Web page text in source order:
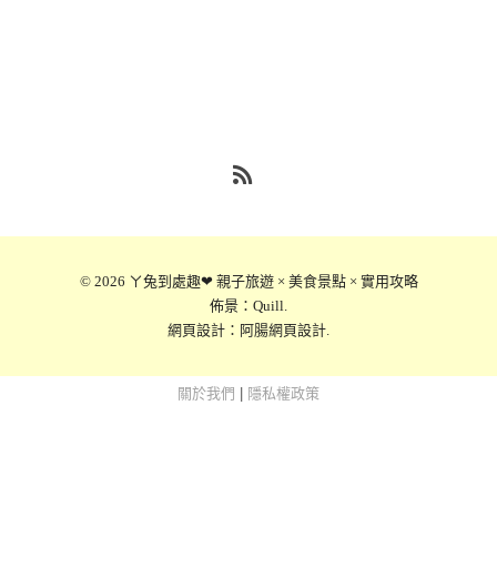
© 2026 ㄚ兔到處趣❤ 親子旅遊 × 美食景點 × 實用攻略
佈景： Quill.
網頁設計： 阿腸網頁設計.
關於我們 隱私權政策